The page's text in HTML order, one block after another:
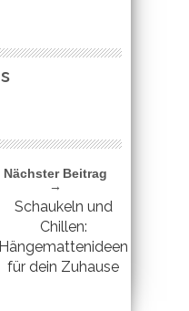
Nächster Beitrag
→
Schaukeln und
Chillen:
Hängemattenideen
für dein Zuhause